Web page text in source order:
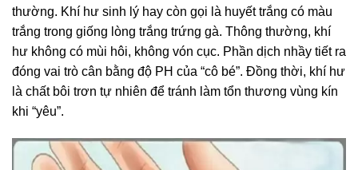
thường. Khí hư sinh lý hay còn gọi là huyết trắng có màu
trắng trong giống lòng trắng trứng gà. Thông thường, khí
hư không có mùi hôi, không vón cục. Phần dịch nhầy tiết ra
đóng vai trò cân bằng độ PH của “cô bé”. Đồng thời, khí hư
là chất bôi trơn tự nhiên để tránh làm tổn thương vùng kín
khi “yêu”.